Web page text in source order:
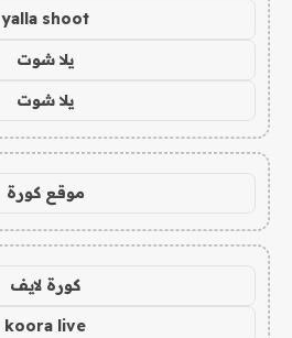
yalla shoot
يلا شوت
يلا شوت
موقع كورة
كورة لايف
koora live